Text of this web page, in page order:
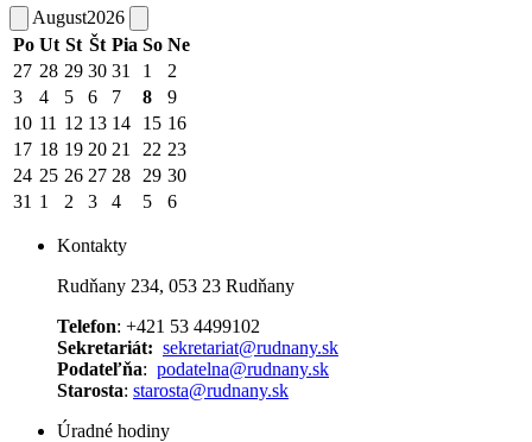
August2026
Po Ut St Št Pia So Ne
27 28 29 30 31 1
2
3
4 5 6 7 8
9
10 11 12 13 14 15 16
17 18 19 20 21 22 23
24 25 26 27 28 29 30
31 1 2 3 4 5 6
Kontakty
Rudňany 234, 053 23 Rudňany
Telefon: +421 53 4499102
Sekretariát: sekretariat@rudnany.sk
Podateľňa: podatelna@rudnany.sk
Starosta: starosta@rudnany.sk
Úradné hodiny